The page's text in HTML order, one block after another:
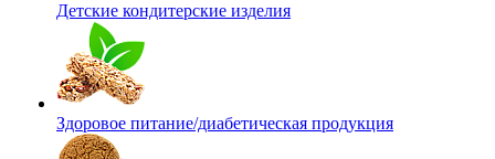
Детские кондитерские изделия
Здоровое питание/диабетическая продукция